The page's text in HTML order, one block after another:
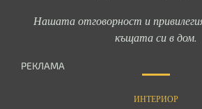
Нашата отговорност и
къщата си в дом.
РЕКЛАМА
ИНТЕРИОР